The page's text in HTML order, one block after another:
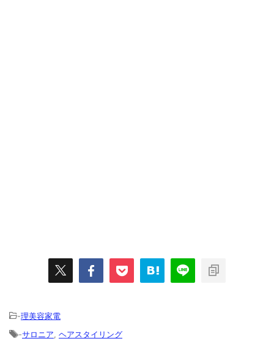
-理美容家電
-サロニア, ヘアスタイリング